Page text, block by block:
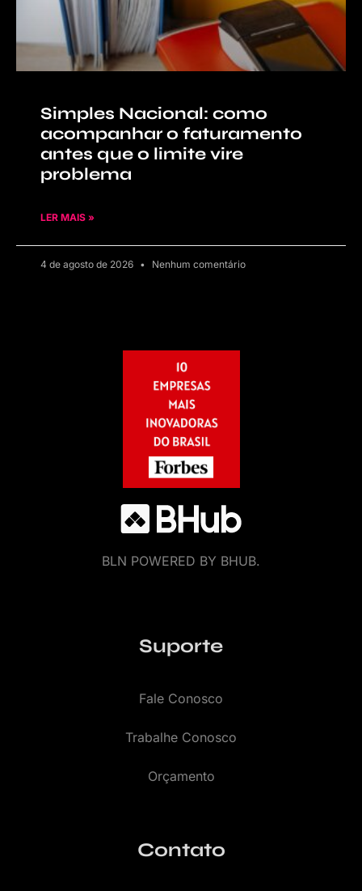
Simples Nacional: como
acompanhar o faturamento
antes que o limite vire
problema
LER MAIS »
4 de agosto de 2026 Nenhum comentário
BLN POWERED BY BHUB.
Suporte
Fale Conosco
Trabalhe Conosco
Orçamento
Contato